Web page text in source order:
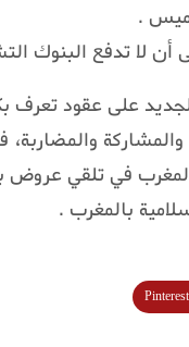
.
لا تدفع البنوك
على عقود تعرف
والمشاركة
المغرب في تلقي
بالمغرب .
Pinterest